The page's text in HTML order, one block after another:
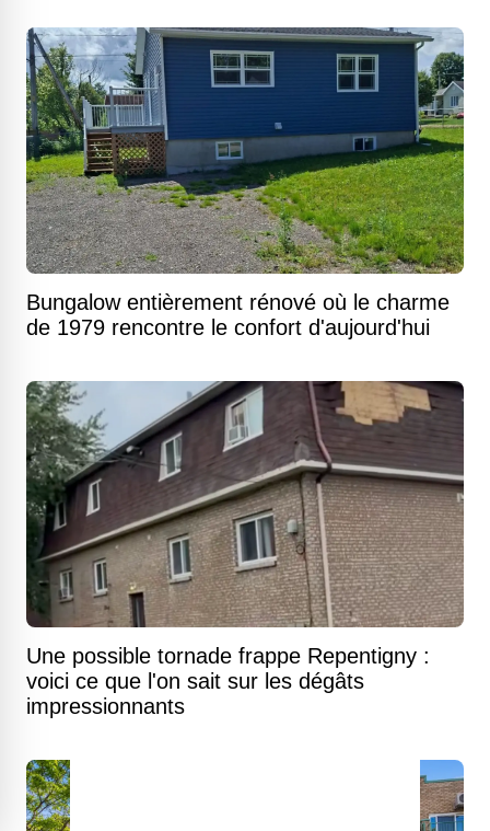
Bungalow entièrement rénové où le charme
de 1979 rencontre le confort d'aujourd'hui
Une possible tornade frappe Repentigny :
voici ce que l'on sait sur les dégâts
impressionnants